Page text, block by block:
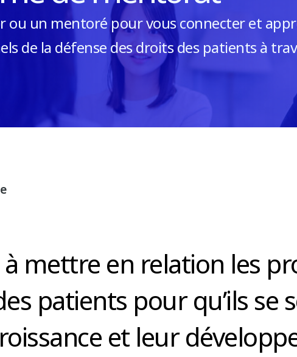
ou un mentoré pour vous connecter et
de la défense des droits des patients à
mettre en relation les
patients pour qu’ils
et leur